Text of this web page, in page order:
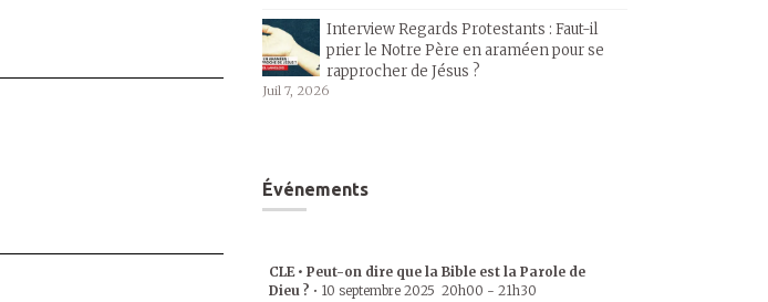
Interview Regards Protestants : Faut-il
prier le Notre Père en araméen pour se
rapprocher de Jésus ?
Juil 7, 2026
Événements
CLE • Peut-on dire que la Bible est la Parole de
Dieu ? • 10 septembre 2025 20h00 - 21h30